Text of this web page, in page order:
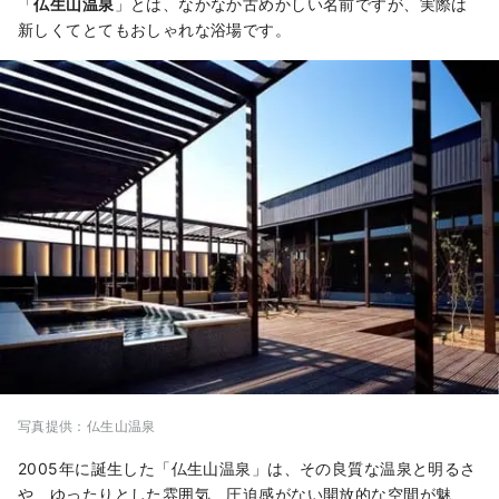
新しくてとてもおしゃれな浴場です。
写真提供：仏生山温泉
2005年に誕生した「仏生山温泉」は、その良質な温泉と明るさ
や、ゆったりとした雰囲気、圧迫感がない開放的な空間が魅